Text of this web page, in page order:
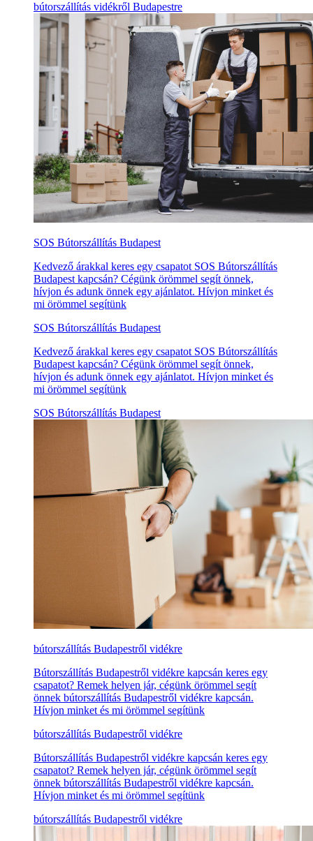
bútorszállítás vidékről Budapestre
SOS Bútorszállítás Budapest
Kedvező árakkal keres egy csapatot SOS Bútorszállítás
Budapest kapcsán? Cégünk örömmel segít önnek,
hívjon és adunk önnek egy ajánlatot. Hívjon minket és
mi örömmel segítünk
SOS Bútorszállítás Budapest
Kedvező árakkal keres egy csapatot SOS Bútorszállítás
Budapest kapcsán? Cégünk örömmel segít önnek,
hívjon és adunk önnek egy ajánlatot. Hívjon minket és
mi örömmel segítünk
SOS Bútorszállítás Budapest
bútorszállítás Budapestről vidékre
Bútorszállítás Budapestről vidékre kapcsán keres egy
csapatot? Remek helyen jár, cégünk örömmel segít
önnek bútorszállítás Budapestről vidékre kapcsán.
Hívjon minket és mi örömmel segítünk
bútorszállítás Budapestről vidékre
Bútorszállítás Budapestről vidékre kapcsán keres egy
csapatot? Remek helyen jár, cégünk örömmel segít
önnek bútorszállítás Budapestről vidékre kapcsán.
Hívjon minket és mi örömmel segítünk
bútorszállítás Budapestről vidékre